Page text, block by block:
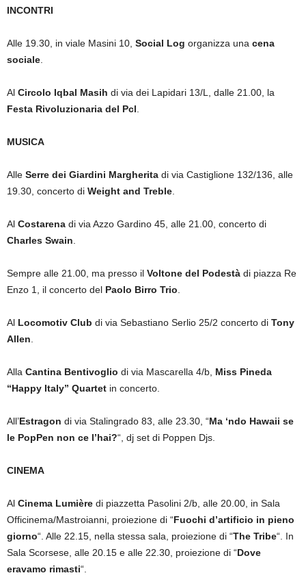
INCONTRI
Alle 19.30, in viale Masini 10, Social Log organizza una cena
sociale
Al Circolo Iqbal Masih di via dei Lapidari 13/L, dalle 21.00, la
Festa Rivoluzionaria del Pcl
MUSICA
Alle Serre dei Giardini Margherita di via Castiglione 132/136, alle
19.30, concerto di Weight and Treble
Al Costarena di via Azzo Gardino 45, alle 21.00, concerto di
Charles Swain
Sempre alle 21.00, ma presso il Voltone del Podestà di piazza Re
Enzo 1, il concerto del Paolo Birro Trio
Al Locomotiv Club di via Sebastiano Serlio 25/2 concerto di Tony
Allen
Alla Cantina Bentivoglio di via Mascarella 4/b, Miss Pineda
“Happy Italy” Quartet in concerto.
All’Estragon di via Stalingrado 83, alle 23.30, “Ma ‘ndo Hawaii se
le PopPen non ce l’hai?“, dj set di Poppen Djs.
CINEMA
Al Cinema Lumière di piazzetta Pasolini 2/b, alle 20.00, in Sala
Officinema/Mastroianni, proiezione di “Fuochi d’artificio in pieno
giorno“. Alle 22.15, nella stessa sala, proiezione di “The Tribe“. In
Sala Scorsese, alle 20.15 e alle 22.30, proiezione di “Dove
eravamo rimasti“.